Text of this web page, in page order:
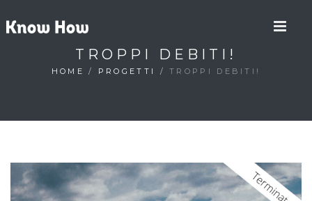
TROPPI DEBITI!
HOME / PROGETTI /TROPPI DEBITI!